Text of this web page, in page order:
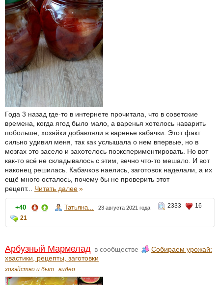
Года 3 назад где-то в интернете прочитала, что в советские
времена, когда ягод было мало, а варенья хотелось наварить
побольше, хозяйки добавляли в варенье кабачки. Этот факт
сильно удивил меня, так как услышала о нем впервые, но в
мозгах это засело и захотелось поэкспериментировать. Но вот
как-то всё не складывалось с этим, вечно что-то мешало. И вот
наконец решилась. Кабачков наелись, заготовок наделали, а их
ещё много осталось, почему бы не проверить этот
рецепт... Читать далее»
+40 Татьяна... 23 августа 2021 года 2333
16
21
Арбузный Мармелад в сообществе
Собираем урожай:
хвастики, рецепты, заготовки
хозяйство и быт видео